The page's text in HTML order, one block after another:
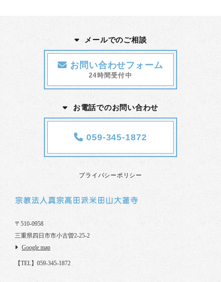
メールでのご相談
お問い合わせフォーム
24時間受付中
お電話でのお問い合わせ
059-345-1872
プライバシーポリシー
〒510-0958
三重県四日市市小古曽2-25-2
Google map
【TEL】059-345-1872